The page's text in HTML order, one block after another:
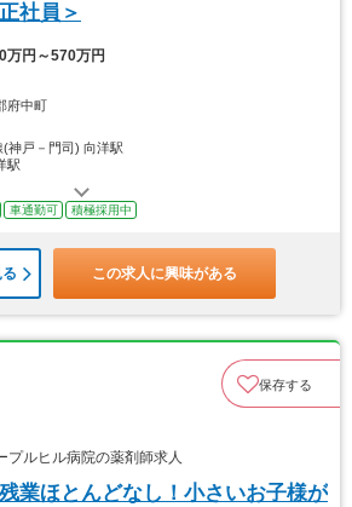
社員＞
万円～570万円
府中町
(神戸－門司) 向洋駅
駅
車通勤可 積極採用中
この求人に興味がある
保存する
ルヒル病院の薬剤師求人
業ほとんどなし！小さいお子様が